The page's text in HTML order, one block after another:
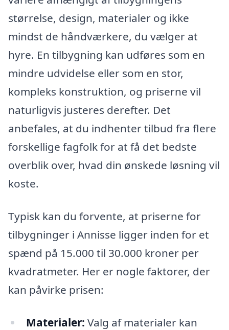
størrelse, design, materialer og ikke
mindst de håndværkere, du vælger at
hyre. En tilbygning kan udføres som en
mindre udvidelse eller som en stor,
kompleks konstruktion, og priserne vil
naturligvis justeres derefter. Det
anbefales, at du indhenter tilbud fra flere
forskellige fagfolk for at få det bedste
overblik over, hvad din ønskede løsning vil
koste.
Typisk kan du forvente, at priserne for
tilbygninger i Annisse ligger inden for et
spænd på 15.000 til 30.000 kroner per
kvadratmeter. Her er nogle faktorer, der
kan påvirke prisen:
Materialer: Valg af materialer kan